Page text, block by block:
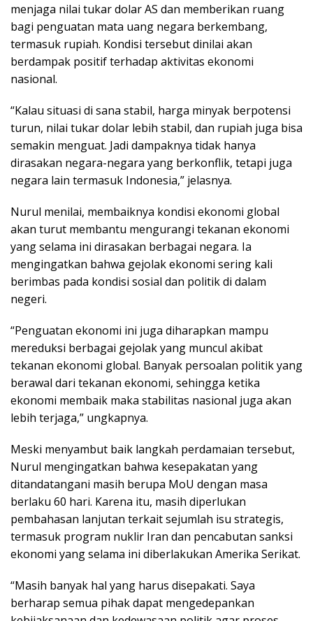
menjaga nilai tukar dolar AS dan memberikan ruang
bagi penguatan mata uang negara berkembang,
termasuk rupiah. Kondisi tersebut dinilai akan
berdampak positif terhadap aktivitas ekonomi
nasional.
“Kalau situasi di sana stabil, harga minyak berpotensi
turun, nilai tukar dolar lebih stabil, dan rupiah juga bisa
semakin menguat. Jadi dampaknya tidak hanya
dirasakan negara-negara yang berkonflik, tetapi juga
negara lain termasuk Indonesia,” jelasnya.
Nurul menilai, membaiknya kondisi ekonomi global
akan turut membantu mengurangi tekanan ekonomi
yang selama ini dirasakan berbagai negara. Ia
mengingatkan bahwa gejolak ekonomi sering kali
berimbas pada kondisi sosial dan politik di dalam
negeri.
“Penguatan ekonomi ini juga diharapkan mampu
mereduksi berbagai gejolak yang muncul akibat
tekanan ekonomi global. Banyak persoalan politik yang
berawal dari tekanan ekonomi, sehingga ketika
ekonomi membaik maka stabilitas nasional juga akan
lebih terjaga,” ungkapnya.
Meski menyambut baik langkah perdamaian tersebut,
Nurul mengingatkan bahwa kesepakatan yang
ditandatangani masih berupa MoU dengan masa
berlaku 60 hari. Karena itu, masih diperlukan
pembahasan lanjutan terkait sejumlah isu strategis,
termasuk program nuklir Iran dan pencabutan sanksi
ekonomi yang selama ini diberlakukan Amerika Serikat.
“Masih banyak hal yang harus disepakati. Saya
berharap semua pihak dapat mengedepankan